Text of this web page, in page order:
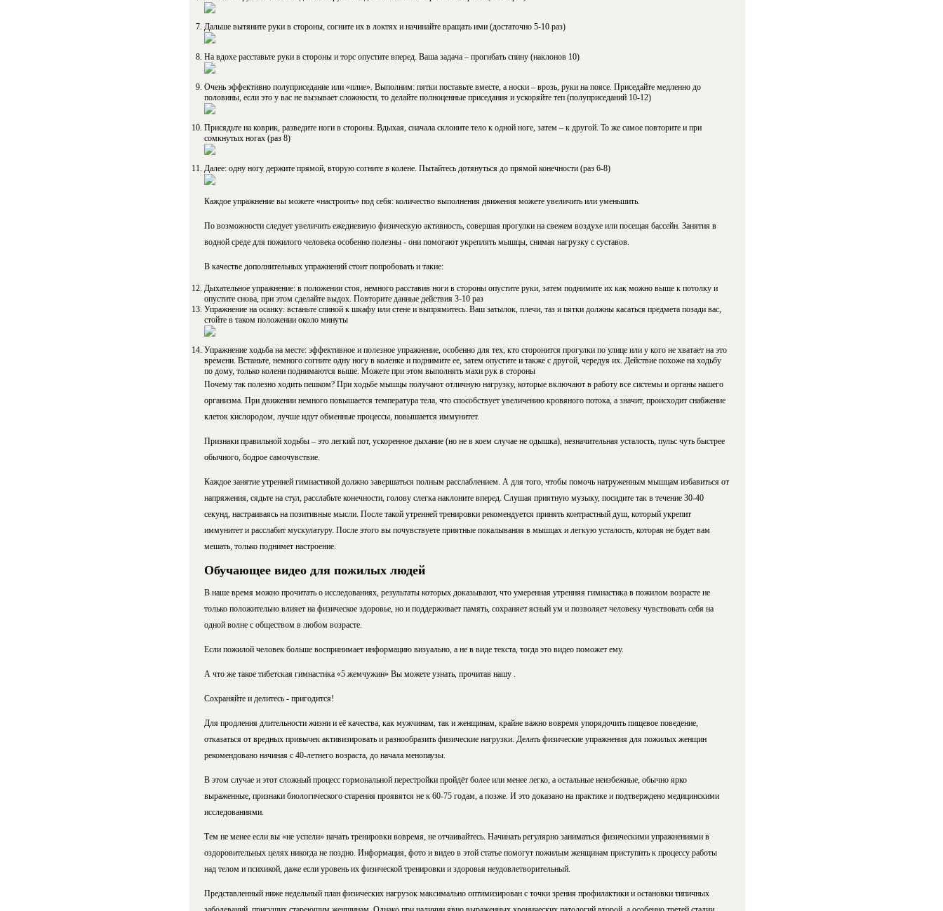
Дальше вытяните руки в стороны, согните их в локтях и начинайте вращать ими (достаточно 5-10 раз)
На вдохе расставьте руки в стороны и торс опустите вперед. Ваша задача – прогибать спину (наклонов 10)
Очень эффективно полуприседание или «плие». Выполним: пятки поставьте вместе, а носки – врозь, руки на поясе. Приседайте медленно до
половины, если это у вас не вызывает сложности, то делайте полноценные приседания и ускоряйте теп (полуприседаний 10-12)
Присядьте на коврик, разведите ноги в стороны. Вдыхая, сначала склоните тело к одной ноге, затем – к другой. То же самое повторите и при
сомкнутых ногах (раз 8)
Далее: одну ногу держите прямой, вторую согните в колене. Пытайтесь дотянуться до прямой конечности (раз 6-8)
Каждое упражнение вы можете «настроить» под себя: количество выполнения движения можете увеличить или уменьшить.
По возможности следует увеличить ежедневную физическую активность, совершая прогулки на свежем воздухе или посещая бассейн. Занятия в
водной среде для пожилого человека особенно полезны - они помогают укреплять мышцы, снимая нагрузку с суставов.
В качестве дополнительных упражнений стоит попробовать и такие:
Дыхательное упражнение: в положении стоя, немного расставив ноги в стороны опустите руки, затем поднимите их как можно выше к потолку и
опустите снова, при этом сделайте выдох. Повторите данные действия 3-10 раз
Упражнение на осанку: встаньте спиной к шкафу или стене и выпрямитесь. Ваш затылок, плечи, таз и пятки должны касаться предмета позади вас,
стойте в таком положении около минуты
Упражнение ходьба на месте: эффективное и полезное упражнение, особенно для тех, кто сторонится прогулки по улице или у кого не хватает на это
времени. Встаньте, немного согните одну ногу в коленке и поднимите ее, затем опустите и также с другой, чередуя их. Действие похоже на ходьбу
по дому, только колени поднимаются выше. Можете при этом выполнять махи рук в стороны
Почему так полезно ходить пешком? При ходьбе мышцы получают отличную нагрузку, которые включают в работу все системы и органы нашего
организма. При движении немного повышается температура тела, что способствует увеличению кровяного потока, а значит, происходит снабжение
клеток кислородом, лучше идут обменные процессы, повышается иммунитет.
Признаки правильной ходьбы – это легкий пот, ускоренное дыхание (но не в коем случае не одышка), незначительная усталость, пульс чуть быстрее
обычного, бодрое самочувствие.
Каждое занятие утренней гимнастикой должно завершаться полным расслаблением. А для того, чтобы помочь натруженным мышцам избавиться от
напряжения, сядьте на стул, расслабьте конечности, голову слегка наклоните вперед. Слушая приятную музыку, посидите так в течение 30-40
секунд, настраиваясь на позитивные мысли. После такой утренней тренировки рекомендуется принять контрастный душ, который укрепит
иммунитет и расслабит мускулатуру. После этого вы почувствуете приятные покалывания в мышцах и легкую усталость, которая не будет вам
мешать, только поднимет настроение.
Обучающее видео для пожилых людей
В наше время можно прочитать о исследованиях, результаты которых доказывают, что умеренная утренняя гимнастика в пожилом возрасте не
только положительно влияет на физическое здоровье, но и поддерживает память, сохраняет ясный ум и позволяет человеку чувствовать себя на
одной волне с обществом в любом возрасте.
Если пожилой человек больше воспринимает информацию визуально, а не в виде текста, тогда это видео поможет ему.
А что же такое тибетская гимнастика «5 жемчужин» Вы можете узнать, прочитав нашу .
Сохраняйте и делитесь - пригодится!
Для продления длительности жизни и её качества, как мужчинам, так и женщинам, крайне важно вовремя упорядочить пищевое поведение,
отказаться от вредных привычек активизировать и разнообразить физические нагрузки. Делать физические упражнения для пожилых женщин
рекомендовано начиная с 40-летнего возраста, до начала менопаузы.
В этом случае и этот сложный процесс гормональной перестройки пройдёт более или менее легко, а остальные неизбежные, обычно ярко
выраженные, признаки биологического старения проявятся не к 60-75 годам, а позже. И это доказано на практике и подтверждено медицинскими
исследованиями.
Тем не менее если вы «не успели» начать тренировки вовремя, не отчаивайтесь. Начинать регулярно заниматься физическими упражнениями в
оздоровительных целях никогда не поздно. Информация, фото и видео в этой статье помогут пожилым женщинам приступить к процессу работы
над телом и психикой, даже если уровень их физической тренировки и здоровья неудовлетворительный.
Представленный ниже недельный план физических нагрузок максимально оптимизирован с точки зрения профилактики и остановки типичных